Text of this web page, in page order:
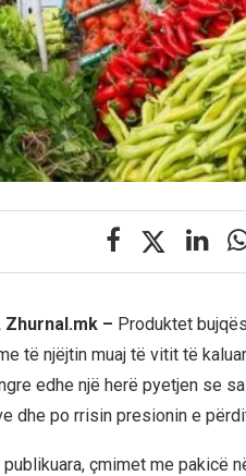
Zhurnal.mk – Produktet
të njëjtin muaj të vitit të
edhe një herë pyetjen se
dhe po rrisin presionin e
çmimet me pakicë